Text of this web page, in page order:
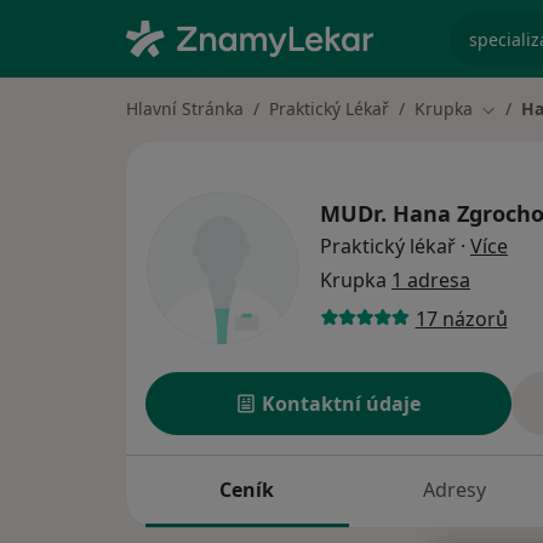
Hlavní Stránka Praktický Lékař Krupka Změna
MUDr. Hana
Praktický lékař · Více
Krupka 1 adresa
17 názorů
Kontaktní údaje
Ceník Adresy